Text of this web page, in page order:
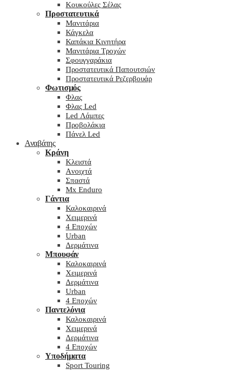
Κουκούλες Σέλας
Προστατευτικά
Μανιτάρια
Κάγκελα
Καπάκια Κινητήρα
Μανιτάρια Τροχών
Σφουγγαράκια
Προστατευτικά Παπουτσιών
Προστατευτικά Ρεζερβουάρ
Φωτισμός
Φλας
Φλας Led
Led Λάμπες
Προβολάκια
Πάνελ Led
Αναβάτης
Κράνη
Kλειστά
Aνοιχτά
Σπαστά
Mx Enduro
Γάντια
Καλοκαιρινά
Χειμερινά
4 Εποχών
Urban
Δερμάτινα
Μπουφάν
Καλοκαιρινά
Χειμερινά
Δερμάτινα
Urban
4 Εποχών
Παντελόνια
Καλοκαιρινά
Χειμερινά
Δερμάτινα
4 Εποχών
Υποδήματα
Sport Touring